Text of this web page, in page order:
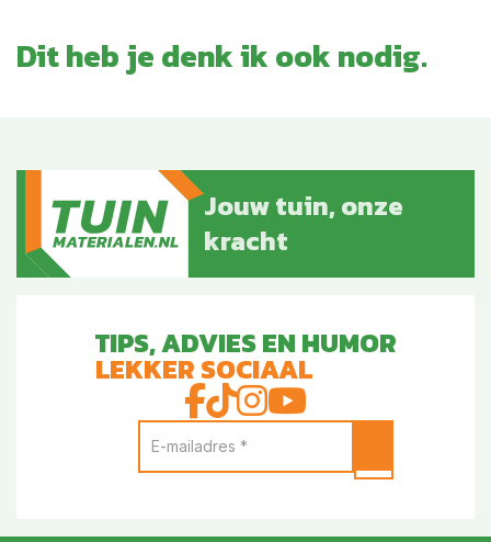
Dit heb je denk ik ook nodig.
Jouw tuin, onze
kracht
TIPS, ADVIES EN HUMOR
LEKKER SOCIAAL